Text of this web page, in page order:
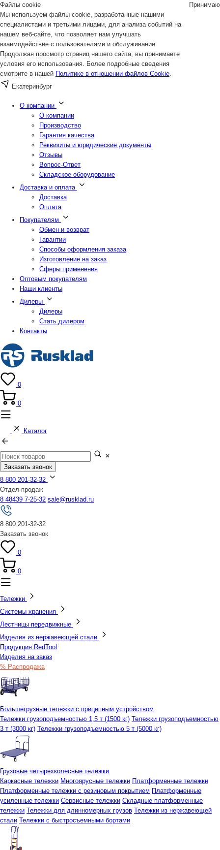
Файлы cookie
Мы используем файлы cookie, разработанные нашими
специалистами и третьими лицами, для анализа событий на
нашем веб-сайте, что позволяет нам улучшать
взаимодействие с пользователями и обслуживание.
Продолжая просмотр страниц нашего сайта, вы принимаете
условия его использования. Более подробные сведения
смотрите в нашей Политике в отношении файлов Cookie.
Принимаю
Екатеринбург
О компании
О компании
Производство
Гарантия качества
Реквизиты и юридические документы
Отзывы
Вопрос-Ответ
Складское оборудование
Доставка и оплата
Доставка
Оплата
Покупателям
Обмен и возврат
Гарантии
Способы оформления заказа
Изготовление на заказ
Сферы применения
Оптовым покупателям
Наши клиенты
Дилеры
Дилеры
Стать дилером
Контакты
0
0
Каталог
Заказать звонок
8 800 201-32-32
Отдел продаж
8 48439 7-25-32 sale@rusklad.ru
8 800 201-32-32
Заказать звонок
0
0
Тележки
Системы хранения
Лестницы передвижные
Изделия из нержавеющей стали
Продукция RedTool
Изделия на заказ
% Распродажа
Большегрузные тележки с прицепным устройством
Тележки грузоподъемностью 1,5 т (1500 кг) Тележки грузоподъемностью
3 т (3000 кг) Тележки грузоподъемностью 5 т (5000 кг)
Грузовые четырехколесные тележки
Каркасные тележки Многоярусные тележки Платформенные тележки
Платформенные тележки с резиновым покрытием Платформенные
усиленные тележки Сервисные тележки Складные платформенные
тележки Тележки для длинномерных грузов Тележки из нержавеющей
стали Тележки с быстросъемными бортами